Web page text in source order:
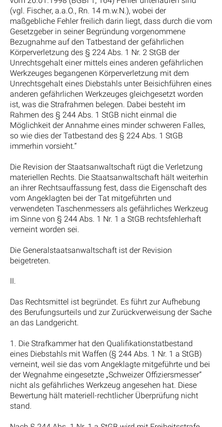
(vgl. Fischer, a.a.O., Rn. 14 m.w.N.), wobei der
maßgebliche Fehler freilich darin liegt, dass durch die vom
Gesetzgeber in seiner Begründung vorgenommene
Bezugnahme auf den Tatbestand der gefährlichen
Körperverletzung des § 224 Abs. 1 Nr. 2 StGB der
Unrechtsgehalt einer mittels eines anderen gefährlichen
Werkzeuges begangenen Körperverletzung mit dem
Unrechtsgehalt eines Diebstahls unter Beisichführen eines
anderen gefährlichen Werkzeuges gleichgesetzt worden
ist, was die Strafrahmen belegen. Dabei besteht im
Rahmen des § 244 Abs. 1 StGB nicht einmal die
Möglichkeit der Annahme eines minder schweren Falles,
so wie dies der Tatbestand des § 224 Abs. 1 StGB
immerhin vorsieht.“
Die Revision der Staatsanwaltschaft rügt die Verletzung
materiellen Rechts. Die Staatsanwaltschaft hält weiterhin
an ihrer Rechtsauffassung fest, dass die Eigenschaft des
vom Angeklagten bei der Tat mitgeführten und
verwendeten Taschenmessers als gefährliches Werkzeug
im Sinne von § 244 Abs. 1 Nr. 1 a StGB rechtsfehlerhaft
verneint worden sei.
Die Generalstaatsanwaltschaft ist der Revision
beigetreten.
II.
Das Rechtsmittel ist begründet. Es führt zur Aufhebung
des Berufungsurteils und zur Zurückverweisung der Sache
an das Landgericht.
1. Die Strafkammer hat den Qualifikationstatbestand
eines Diebstahls mit Waffen (§ 244 Abs. 1 Nr. 1 a StGB)
verneint, weil sie das vom Angeklagte mitgeführte und bei
der Wegnahme eingesetzte „Schweizer Offiziersmesser“
nicht als gefährliches Werkzeug angesehen hat. Diese
Bewertung hält materiell-rechtlicher Überprüfung nicht
stand.